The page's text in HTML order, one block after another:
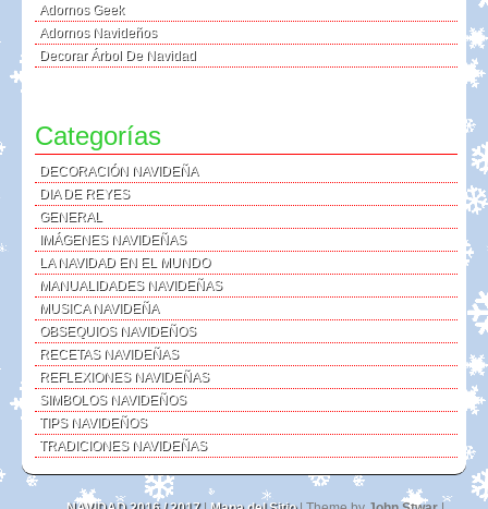
Adornos Geek
Adornos Navideños
Decorar Árbol De Navidad
Categorías
DECORACIÓN NAVIDEÑA
DIA DE REYES
GENERAL
IMÁGENES NAVIDEÑAS
LA NAVIDAD EN EL MUNDO
MANUALIDADES NAVIDEÑAS
MUSICA NAVIDEÑA
OBSEQUIOS NAVIDEÑOS
RECETAS NAVIDEÑAS
REFLEXIONES NAVIDEÑAS
SIMBOLOS NAVIDEÑOS
TIPS NAVIDEÑOS
TRADICIONES NAVIDEÑAS